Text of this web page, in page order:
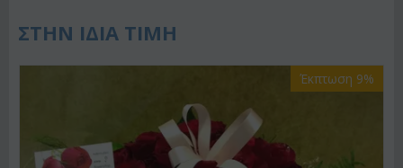
ΣΤΗΝ ΙΔΙΑ ΤΙΜΗ
Έκπτωση 9%